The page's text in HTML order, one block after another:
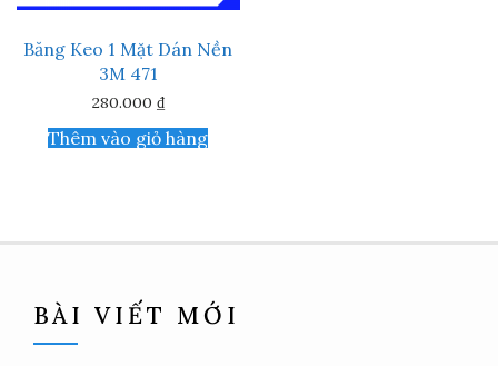
chọn
trang
sản
phẩm
Băng Keo 1 Mặt Dán Nền
3M 471
280.000 ₫
Thêm vào giỏ hàng
BÀI VIẾT MỚI